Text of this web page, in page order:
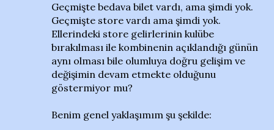
Geçmişte bedava bilet vardı, ama şimdi yok.
Geçmişte store vardı ama şimdi yok.
Ellerindeki store gelirlerinin kulübe
bırakılması ile kombinenin açıklandığı günün
aynı olması bile olumluya doğru gelişim ve
değişimin devam etmekte olduğunu
göstermiyor mu?
Benim genel yaklaşımım şu şekilde: